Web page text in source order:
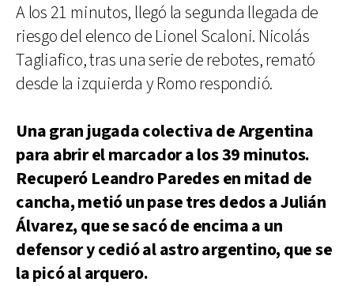
A los 21 minutos, llegó la segunda llegada de
riesgo del elenco de Lionel Scaloni. Nicolás
Tagliafico, tras una serie de rebotes, remató
desde la izquierda y Romo respondió.
Una gran jugada colectiva de Argentina
para abrir el marcador a los 39 minutos.
Recuperó Leandro Paredes en mitad de
cancha, metió un pase tres dedos a Julián
Álvarez, que se sacó de encima a un
defensor y cedió al astro argentino, que se
la picó al arquero.